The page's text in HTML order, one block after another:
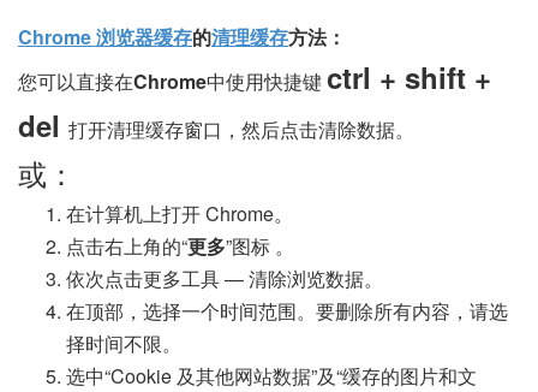
Chrome 浏览器缓存的清理缓存方法：
您可以直接在Chrome中使用快捷键ctrl + shift +
del 打开清理缓存窗口，然后点击清除数据。
或：
在计算机上打开 Chrome。
点击右上角的“更多”图标 。
依次点击更多工具 — 清除浏览数据。
在顶部，选择一个时间范围。要删除所有内容，请选
择时间不限。
选中“Cookie 及其他网站数据”及“缓存的图片和文